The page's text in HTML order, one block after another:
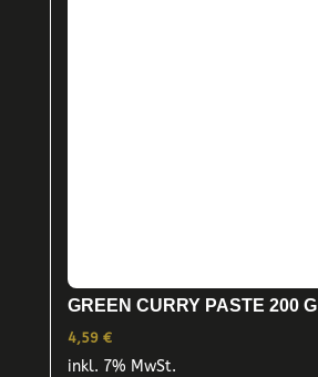
GREEN CURRY PASTE 200 G
4,59 €
inkl. 7% MwSt.